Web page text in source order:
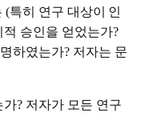
특히 연구 대상이 인
승인을 얻었는가?
하였는가? 저자는 문
? 저자가 모든 연구